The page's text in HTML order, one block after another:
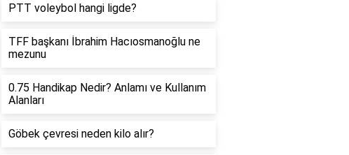
PTT voleybol hangi ligde?
TFF başkanı İbrahim Hacıosmanoğlu ne
mezunu
0.75 Handikap Nedir? Anlamı ve Kullanım
Alanları
Göbek çevresi neden kilo alır?